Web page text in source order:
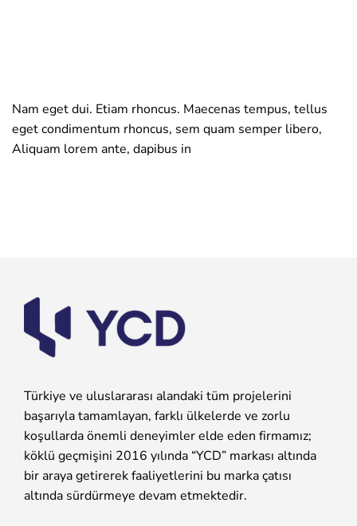
Nam eget dui. Etiam rhoncus. Maecenas tempus, tellus
eget condimentum rhoncus, sem quam semper libero,
Aliquam lorem ante, dapibus in
Türkiye ve uluslararası alandaki tüm projelerini
başarıyla tamamlayan, farklı ülkelerde ve zorlu
koşullarda önemli deneyimler elde eden firmamız;
köklü geçmişini 2016 yılında “YCD” markası altında
bir araya getirerek faaliyetlerini bu marka çatısı
altında sürdürmeye devam etmektedir.